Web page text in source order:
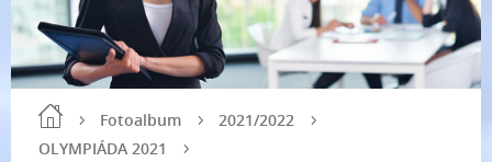
Fotoalbum
2021/2022
OLYMPIÁDA 2021